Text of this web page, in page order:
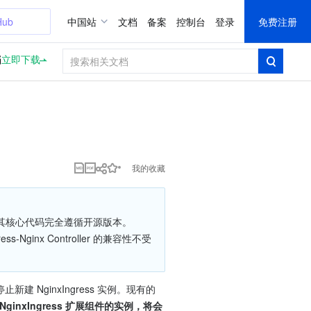
中国站 文档 备案 控制台 登录 免费注册
立即下载
我的收藏
心代码完全遵循开源版本。
Nginx Controller 的兼容性不受
新建 NginxIngress 实例。现有的
扩展组件的实例，将会